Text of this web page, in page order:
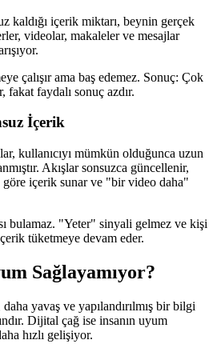
kaldığı içerik miktarı, beynin gerçek
videolar, makaleler ve mesajlar
çalışır ama baş edemez. Sonuç: Çok
faydalı sonuç azdır.
İçerik
kullanıcıyı mümkün olduğunca uzun
Akışlar sonsuzca güncellenir,
içerik sunar ve "bir video daha"
bulamaz. "Yeter" sinyali gelmez ve kişi
tüketmeye devam eder.
Sağlayamıyor?
yavaş ve yapılandırılmış bir bilgi
Dijital çağ ise insanın uyum
hızlı gelişiyor.